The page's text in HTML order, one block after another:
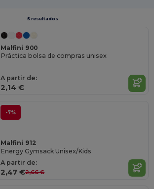
5 resultados.
Malfini 900
Práctica bolsa de compras unisex
A partir de:
2,14 €
-7%
Malfini 912
Energy Gymsack Unisex/Kids
A partir de:
2,47 €2,66 €